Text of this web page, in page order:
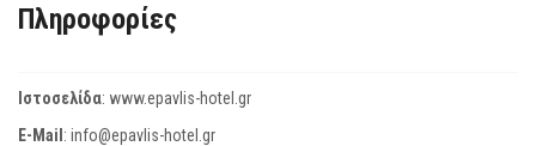
Πληροφορίες
Ιστοσελίδα: www.epavlis-hotel.gr
E-Mail: info@epavlis-hotel.gr